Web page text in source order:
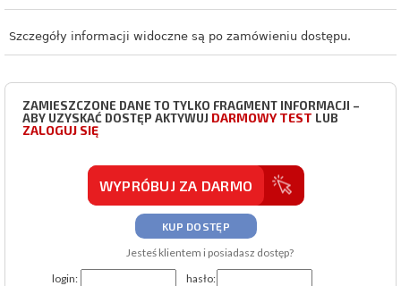
Szczegóły informacji widoczne są po zamówieniu dostępu.
ZAMIESZCZONE DANE TO TYLKO FRAGMENT INFORMACJI –
ABY UZYSKAĆ DOSTĘP AKTYWUJ DARMOWY TEST LUB
ZALOGUJ SIĘ
WYPRÓBUJ ZA DARMO
KUP DOSTĘP
Jesteś klientem i posiadasz dostęp?
login:
hasło: